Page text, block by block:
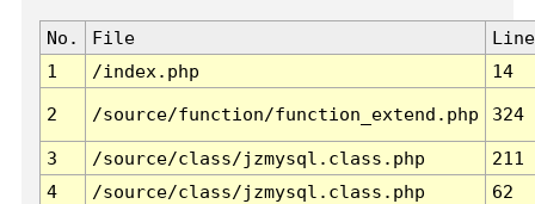
No. File
Line
1
/index.php 14
2 /source/function/function_extend.php 324
3 /source/class/jzmysql.class.php
211
4
/source/class/jzmysql.class.php
62